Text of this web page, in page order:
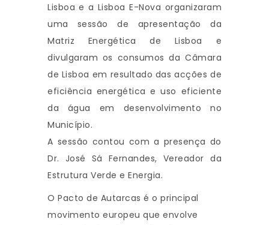
Lisboa e a Lisboa E-Nova organizaram
uma sessão de apresentação da
Matriz Energética de Lisboa e
divulgaram os consumos da Câmara
de Lisboa em resultado das acções de
eficiência energética e uso eficiente
da água em desenvolvimento no
Município.
A sessão contou com a presença do
Dr. José Sá Fernandes, Vereador da
Estrutura Verde e Energia.
O Pacto de Autarcas é o principal
movimento europeu que envolve